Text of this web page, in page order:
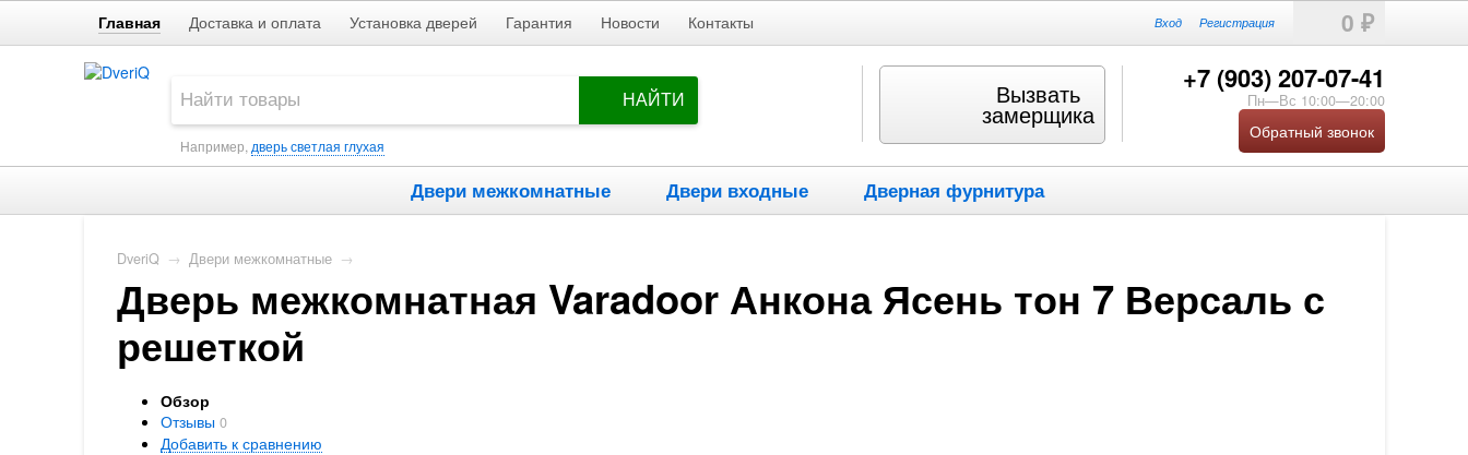
Главная Доставка и оплата Установка дверей Гарантия Новости Контакты 0 ₽
Вход Регистрация
НАЙТИ
Например, дверь светлая глухая
+7 (903) 207-07-41
Пн—Вс 10:00—20:00
Обратный звонок
Вызвать
замерщика
Двери межкомнатные Двери входные Дверная фурнитура
DveriQ → Двери межкомнатные →
Дверь межкомнатная Varadoor Анкона Ясень тон 7 Версаль с
решеткой
Обзор
Отзывы 0
Добавить к сравнению